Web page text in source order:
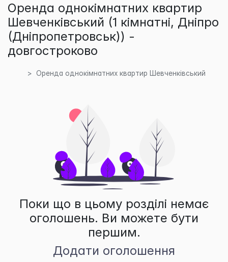
Оренда однокімнатних квартир
Шевченківський (1 кімнатні, Дніпро
(Дніпропетровськ)) -
довгостроково
Оренда однокімнатних квартир Шевченківський
Поки що в цьому розділі немає
оголошень. Ви можете бути
першим.
Додати оголошення